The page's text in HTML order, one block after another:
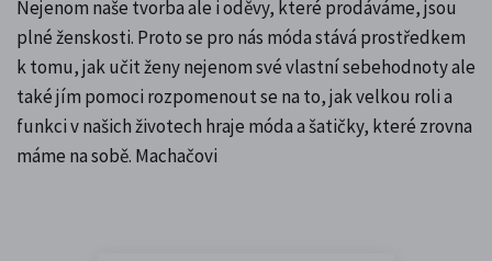
Nejenom naše tvorba ale i oděvy, které prodáváme, jsou
plné ženskosti. Proto se pro nás móda stává prostředkem
k tomu, jak učit ženy nejenom své vlastní sebehodnoty ale
také jím pomoci rozpomenout se na to, jak velkou roli a
funkci v našich životech hraje móda a šatičky, které zrovna
máme na sobě. Machačovi